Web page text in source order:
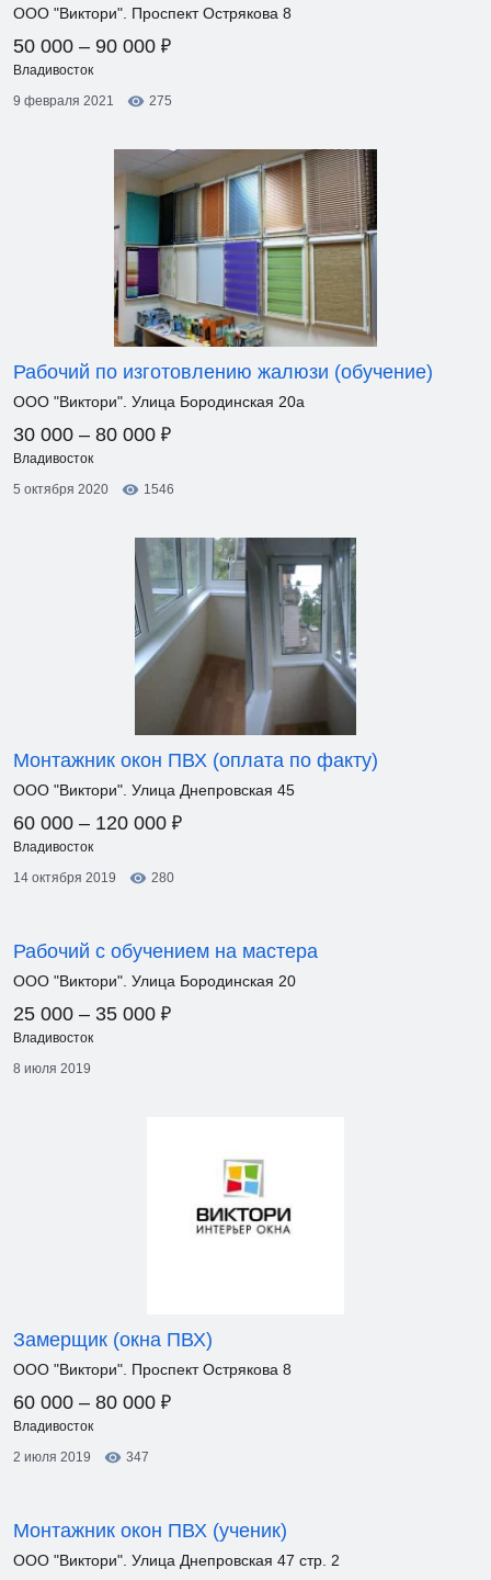
ООО "Виктори". Проспект Острякова 8
50 000 – 90 000 ₽
Владивосток
9 февраля 2021
275
Рабочий по изготовлению жалюзи (обучение)
ООО "Виктори". Улица Бородинская 20а
30 000 – 80 000 ₽
Владивосток
5 октября 2020
1546
Монтажник окон ПВХ (оплата по факту)
ООО "Виктори". Улица Днепровская 45
60 000 – 120 000 ₽
Владивосток
14 октября 2019
280
Рабочий с обучением на мастера
ООО "Виктори". Улица Бородинская 20
25 000 – 35 000 ₽
Владивосток
8 июля 2019
Замерщик (окна ПВХ)
ООО "Виктори". Проспект Острякова 8
60 000 – 80 000 ₽
Владивосток
2 июля 2019
347
Монтажник окон ПВХ (ученик)
ООО "Виктори". Улица Днепровская 47 стр. 2